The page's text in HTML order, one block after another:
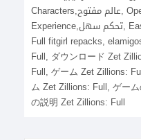
Characters,عالم مفتوح, Open World,تجربة مثيرة, Exciting
Experience,تحكم سهل, Easy Controls,ダウンロード Zet Zillions:
Full fitgirl repacks,
Full, ダウンロード Zet
Full, ゲーム Zet Zillions:
ム Zet Zillions: Full, ゲー
の説明 Zet Zillions: Full